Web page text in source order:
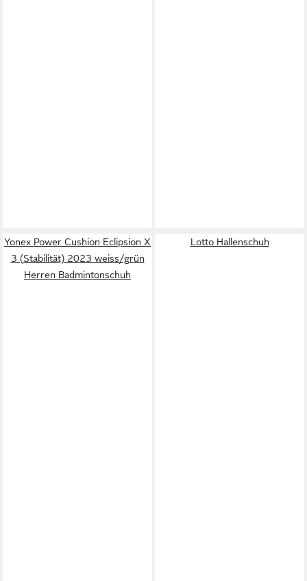
Yonex Power Cushion Eclipsion X
3 (Stabilität) 2023 weiss/grün
Herren Badmintonschuh
Lotto Hallenschuh